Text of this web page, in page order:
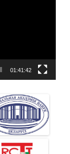
01:41:42